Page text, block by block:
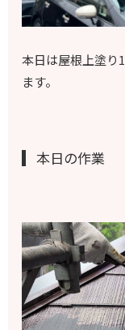
本日は屋根上塗り
ます。
本日の作業